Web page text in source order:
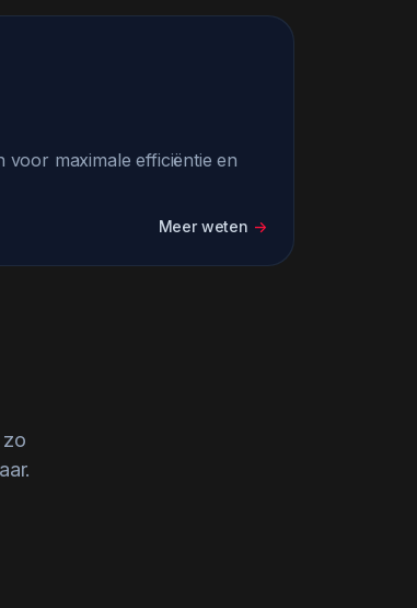
maximale efficiëntie en
Meer weten ->
zo